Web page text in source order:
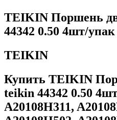
TEIKIN Поршень
44342 0.50 4шт/упак
TEIKIN
Купить TEIKIN
teikin 44342 0.50
A20108H311,